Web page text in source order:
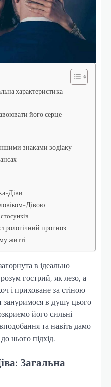
характеристика
його серце
знаками зодіаку
Діви
Дівою
прогноз
житті
в ідеально
гострий, як лезо, а
і приховане за стіною
зануримося в душу цього
його сильні
та навіть дамо
нього підхід.
Загальна